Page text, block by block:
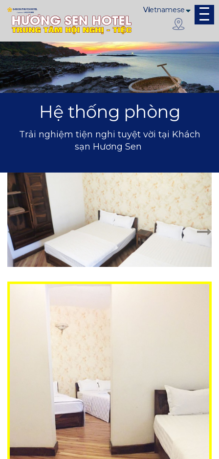
Hệ thống phòng
Trải nghiệm tiện nghi tuyệt vời tại Khách
sạn Hương Sen